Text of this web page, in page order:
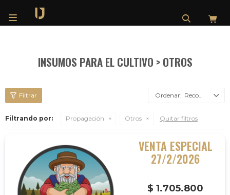

INSUMOS PARA EL CULTIVO > OTROS
Recomendados
Filtrando por: Propagación Otros Quitar filtros
VENTA ESPECIAL
27/2/2026
$ 1.705.800